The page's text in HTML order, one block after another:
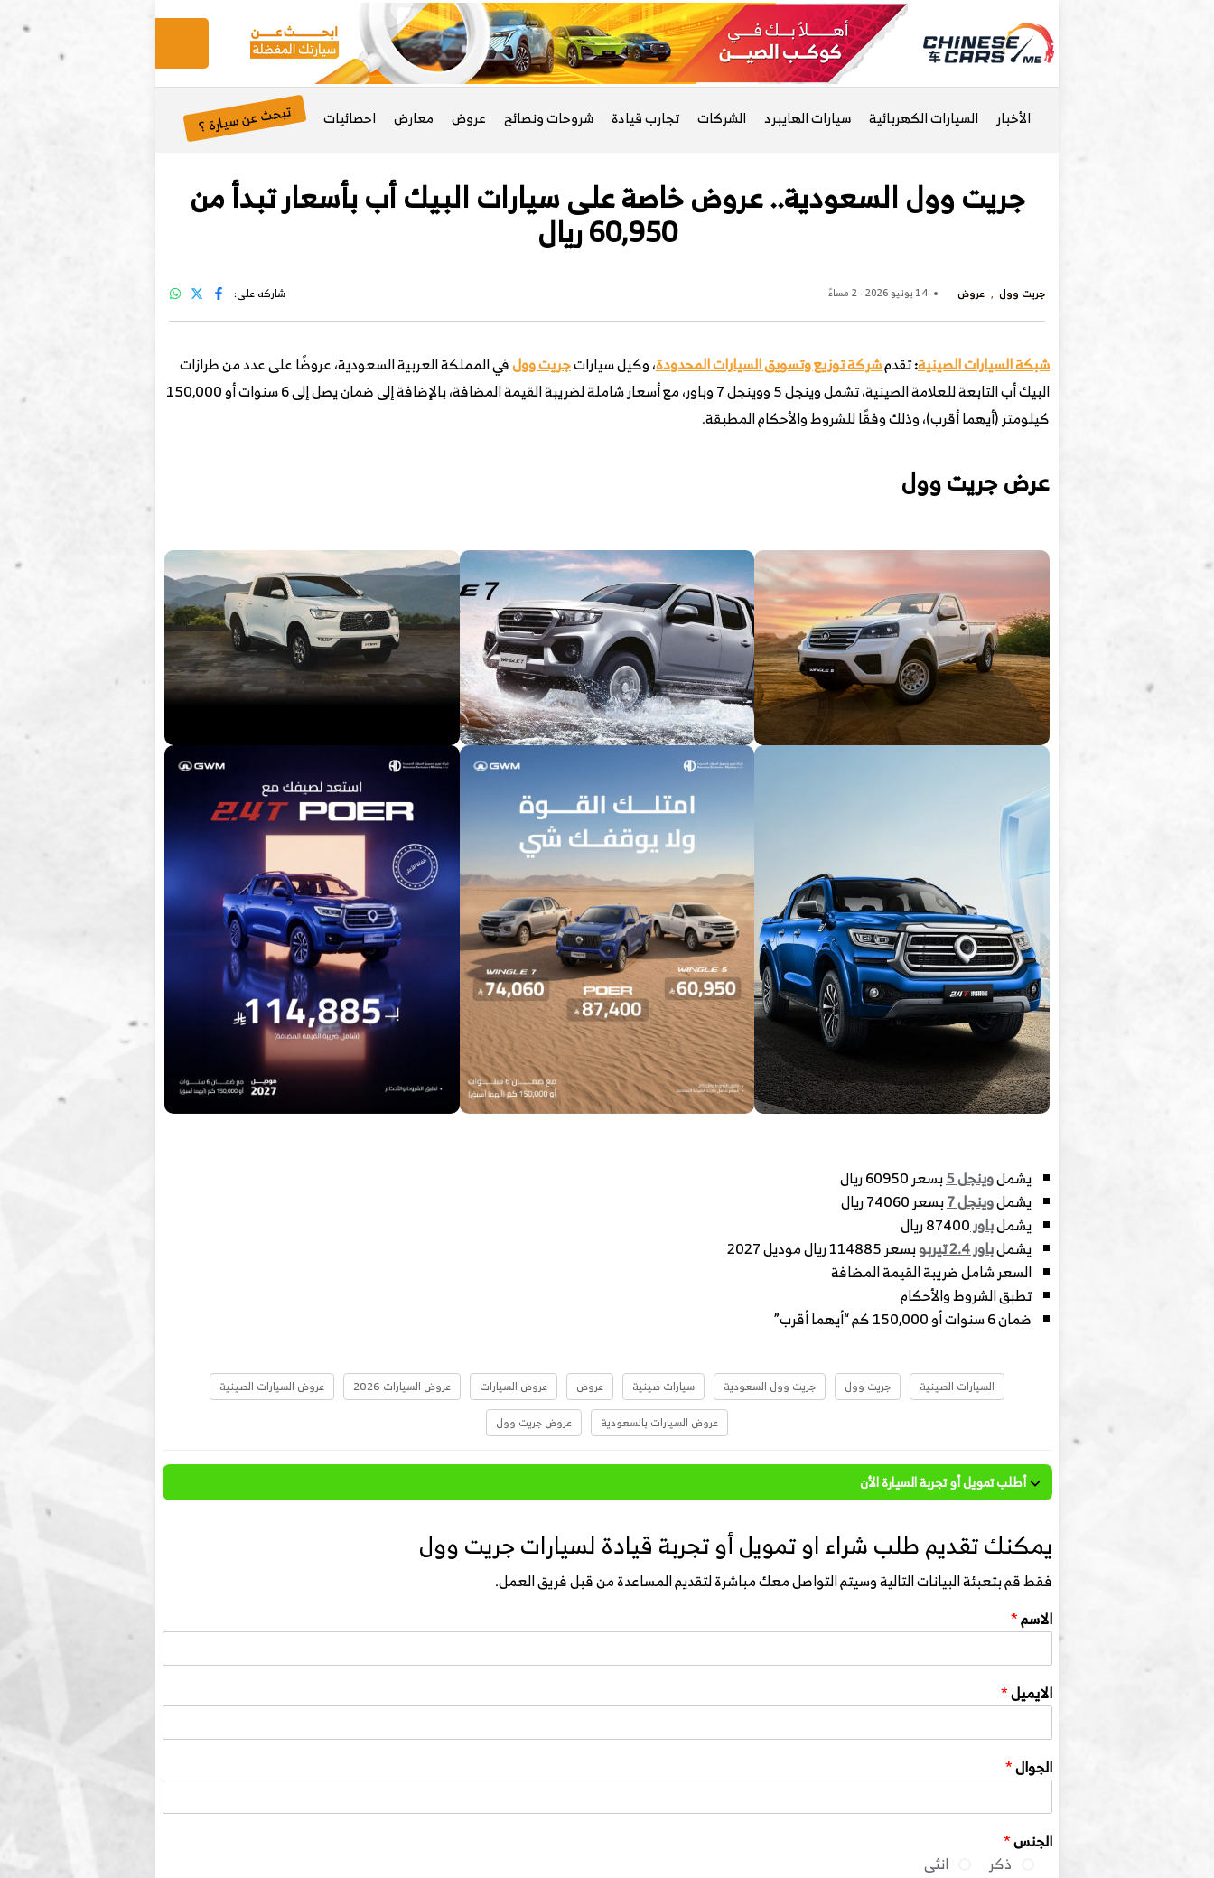
الأخبار السيارات الكهربائية سيارات الهايبرد الشركات تجارب قيادة شروحات ونصائح عروض معارض احصائيات تبحث عن سيارة ؟
جريت وول السعودية.. عروض خاصة على سيارات البيك أب بأسعار تبدأ من
60,950 ريال
جريت وول عروض 14 يونيو 2026 - 2 مساءً شاركه على:
شبكة السيارات الصينية:تقدمشركة توزيع وتسويق السيارات المحدودة، وكيل سياراتجريت وولفي المملكة العربية السعودية، عروضًا على عدد من طرازات
البيك أب التابعة للعلامة الصينية، تشمل وينجل 5 ووينجل 7 وباور، مع أسعار شاملة لضريبة القيمة المضافة، بالإضافة إلى ضمان يصل إلى 6 سنوات أو 150,000
كيلومتر (أيهما أقرب)، وذلك وفقًا للشروط والأحكام المطبقة.
عرض جريت وول
يشملوينجل 5 بسعر 60950 ريال
يشملوينجل 7 بسعر 74060 ريال
يشملباور87400 ريال
يشملباور 2.4 تيربو
بسعر 114885 ريال موديل 2027
السعر شامل ضريبة القيمة المضافة
تطبق الشروط والأحكام
ضمان 6 سنوات أو 150,000 كم “أيهما أقرب”
السيارات الصينية جريت وول جريت وول السعودية سيارات صينية عروض عروض السيارات عروض السيارات 2026
عروض السيارات الصينية
عروض السيارات بالسعودية
عروض جريت وول
أطلب تمويل أو تجربة السيارة الأن
يمكنك تقديم طلب شراء او تمويل أو تجربة قيادة لسيارات جريت وول
فقط قم بتعبئة البيانات التالية وسيتم التواصل معك مباشرة لتقديم المساعدة من قبل فريق العمل.
الاسم*
الايميل*
الجوال*
الجنس*
ذكر
انثى